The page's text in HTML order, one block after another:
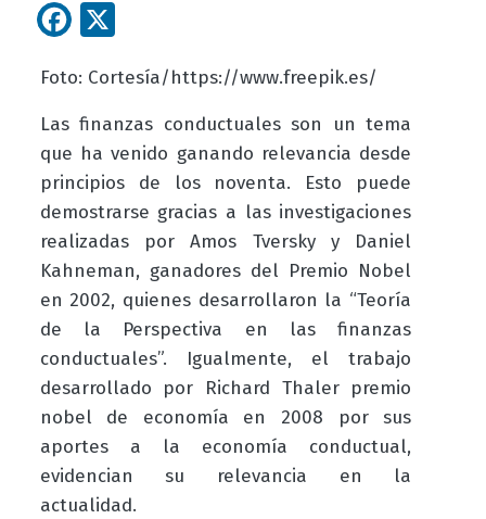
Facebook
Foto: Cortesía/https://www.freepik.es/
Las finanzas conductuales son un tema
que ha venido ganando relevancia desde
principios de los noventa. Esto puede
demostrarse gracias a las investigaciones
realizadas por Amos Tversky y Daniel
Kahneman, ganadores del Premio Nobel
en 2002, quienes desarrollaron la “Teoría
de la Perspectiva en las finanzas
conductuales”. Igualmente, el trabajo
desarrollado por Richard Thaler premio
nobel de economía en 2008 por sus
aportes a la economía conductual,
evidencian su relevancia en la
actualidad.